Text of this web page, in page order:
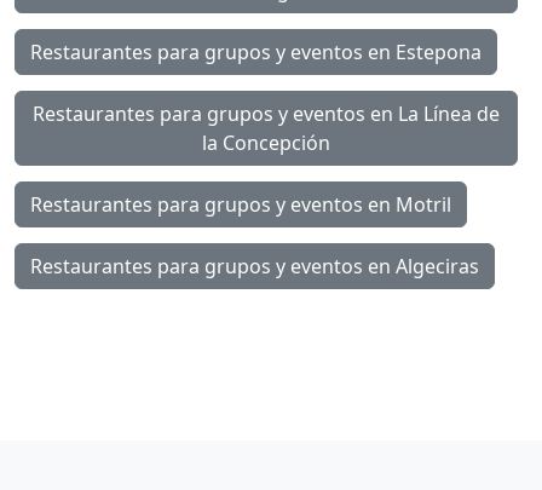
Restaurantes para grupos y eventos en Estepona
Restaurantes para grupos y eventos en La Línea de
la Concepción
Restaurantes para grupos y eventos en Motril
Restaurantes para grupos y eventos en Algeciras